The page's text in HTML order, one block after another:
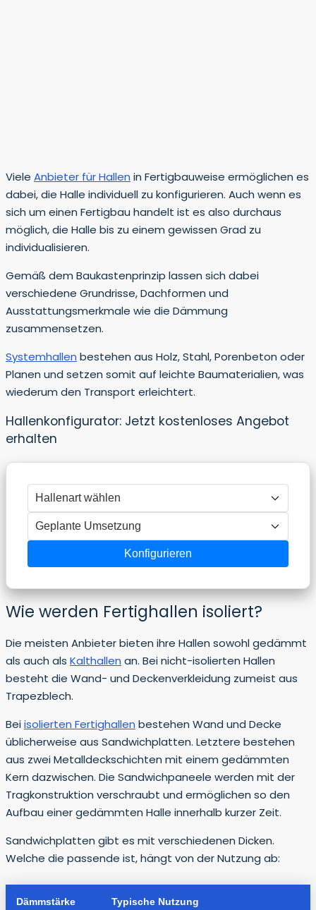
Viele Anbieter für Hallen in Fertigbauweise ermöglichen es
dabei, die Halle individuell zu konfigurieren. Auch wenn es
sich um einen Fertigbau handelt ist es also durchaus
möglich, die Halle bis zu einem gewissen Grad zu
individualisieren.
Gemäß dem Baukastenprinzip lassen sich dabei
verschiedene Grundrisse, Dachformen und
Ausstattungsmerkmale wie die Dämmung
zusammensetzen.
Systemhallen bestehen aus Holz, Stahl, Porenbeton oder
Planen und setzen somit auf leichte Baumaterialien, was
wiederum den Transport erleichtert.
Hallenkonfigurator: Jetzt kostenloses Angebot
erhalten
Konfigurieren
Wie werden Fertighallen isoliert?
Die meisten Anbieter bieten ihre Hallen sowohl gedämmt
als auch als Kalthallen an. Bei nicht-isolierten Hallen
besteht die Wand- und Deckenverkleidung zumeist aus
Trapezblech.
Beiisolierten Fertighallen bestehen Wand und Decke
üblicherweise aus Sandwichplatten. Letztere bestehen
aus zwei Metalldeckschichten mit einem gedämmten
Kern dazwischen. Die Sandwichpaneele werden mit der
Tragkonstruktion verschraubt und ermöglichen so den
Aufbau einer gedämmten Halle innerhalb kurzer Zeit.
Sandwichplatten gibt es mit verschiedenen Dicken.
Welche die passende ist, hängt von der Nutzung ab:
Dämmstärke Typische Nutzung